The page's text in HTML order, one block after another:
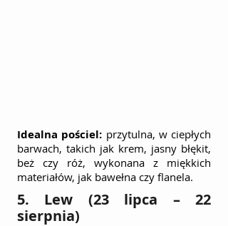
Idealna pościel: przytulna, w ciepłych
barwach, takich jak krem, jasny błękit,
beż czy róż, wykonana z miękkich
materiałów, jak bawełna czy flanela.
5. Lew (23 lipca – 22
sierpnia)